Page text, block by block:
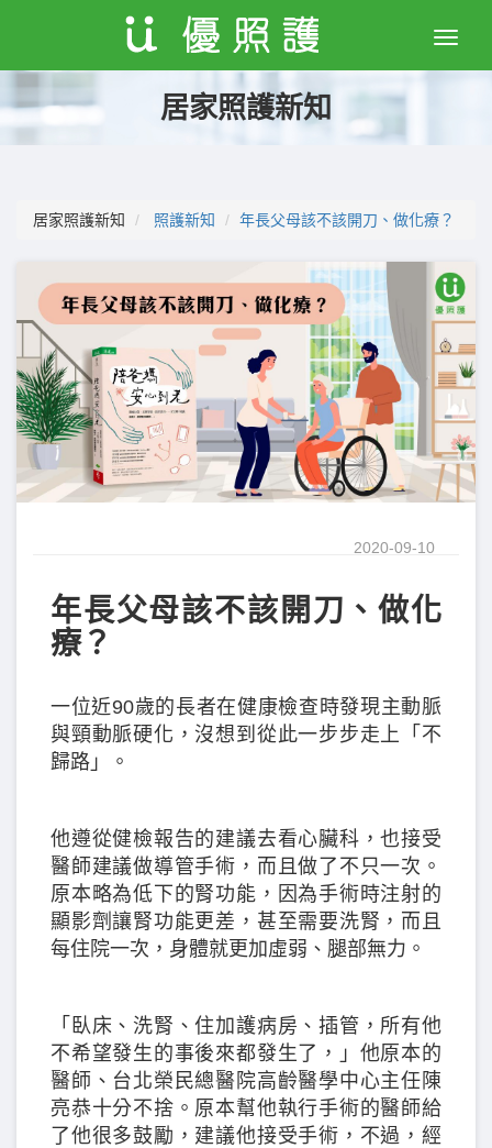
Toggle
居家照護新知
居家照護新知 照護新知 年長父母該不該開刀、做化療？
2020-09-10
年長父母該不該開刀、做化
療？
一位近90歲的長者在健康檢查時發現主動脈
與頸動脈硬化，沒想到從此一步步走上「不
歸路」。
他遵從健檢報告的建議去看心臟科，也接受
醫師建議做導管手術，而且做了不只一次。
原本略為低下的腎功能，因為手術時注射的
顯影劑讓腎功能更差，甚至需要洗腎，而且
每住院一次，身體就更加虛弱、腿部無力。
「臥床、洗腎、住加護病房、插管，所有他
不希望發生的事後來都發生了，」他原本的
醫師、台北榮民總醫院高齡醫學中心主任陳
亮恭十分不捨。原本幫他執行手術的醫師給
了他很多鼓勵，建議他接受手術，不過，經